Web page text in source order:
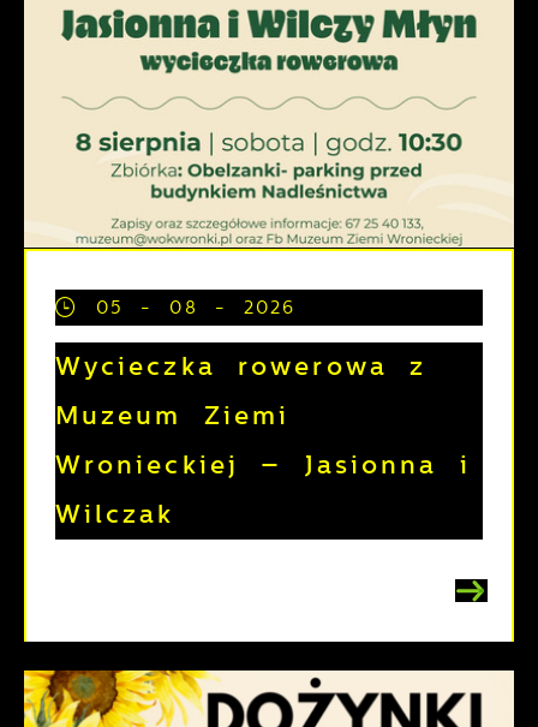
05 - 08 - 2026
Wycieczka rowerowa z
Muzeum Ziemi
Wronieckiej – Jasionna i
Wilczak